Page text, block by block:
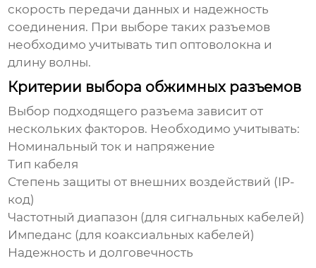
скорость передачи данных и надежность
соединения. При выборе таких разъемов
необходимо учитывать тип оптоволокна и
длину волны.
Критерии выбора обжимных разъемов
Выбор подходящего разъема зависит от
нескольких факторов. Необходимо учитывать:
Номинальный ток и напряжение
Тип кабеля
Степень защиты от внешних воздействий (IP-
код)
Частотный диапазон (для сигнальных кабелей)
Импеданс (для коаксиальных кабелей)
Надежность и долговечность